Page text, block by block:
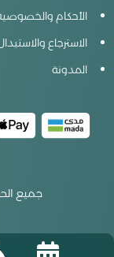
الأحكام
الاسترجاع
المدونة
جميع